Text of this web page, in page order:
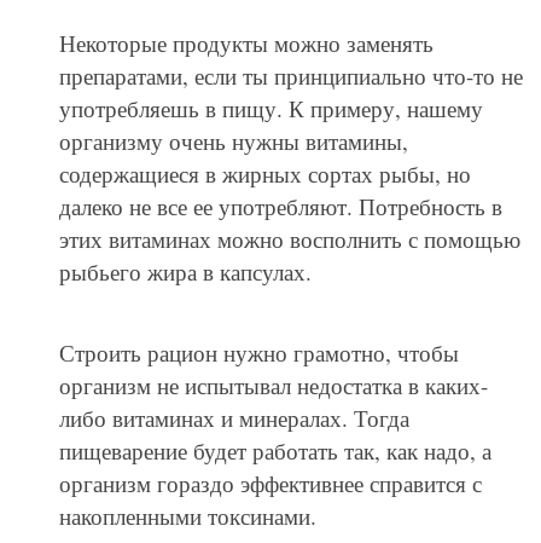
Некоторые продукты можно заменять
препаратами, если ты принципиально что-то не
употребляешь в пищу. К примеру, нашему
организму очень нужны витамины,
содержащиеся в жирных сортах рыбы, но
далеко не все ее употребляют. Потребность в
этих витаминах можно восполнить с помощью
рыбьего жира в капсулах.
Строить рацион нужно грамотно, чтобы
организм не испытывал недостатка в каких-
либо витаминах и минералах. Тогда
пищеварение будет работать так, как надо, а
организм гораздо эффективнее справится с
накопленными токсинами.